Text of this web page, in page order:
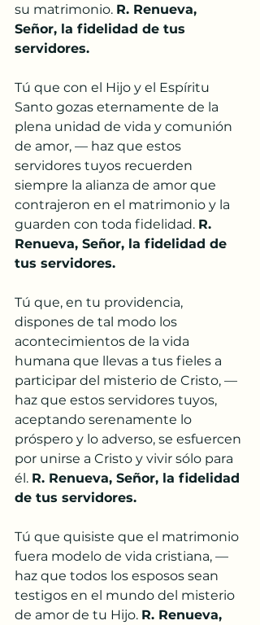
su matrimonio. R. Renueva,
Señor, la fidelidad de tus
servidores.
Tú que con el Hijo y el Espíritu
Santo gozas eternamente de la
plena unidad de vida y comunión
de amor, — haz que estos
servidores tuyos recuerden
siempre la alianza de amor que
contrajeron en el matrimonio y la
guarden con toda fidelidad. R.
Renueva, Señor, la fidelidad de
tus servidores.
Tú que, en tu providencia,
dispones de tal modo los
acontecimientos de la vida
humana que llevas a tus fieles a
participar del misterio de Cristo, —
haz que estos servidores tuyos,
aceptando serenamente lo
próspero y lo adverso, se esfuercen
por unirse a Cristo y vivir sólo para
él. R. Renueva, Señor, la fidelidad
de tus servidores.
Tú que quisiste que el matrimonio
fuera modelo de vida cristiana, —
haz que todos los esposos sean
testigos en el mundo del misterio
de amor de tu Hijo. R. Renueva,